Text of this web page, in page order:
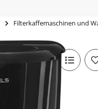
Filterkaffemaschinen und